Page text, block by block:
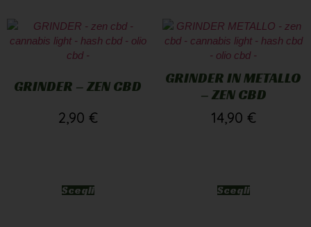
GRINDER – ZEN CBD
2,90 €
Scegli
GRINDER IN METALLO
– ZEN CBD
14,90 €
Scegli